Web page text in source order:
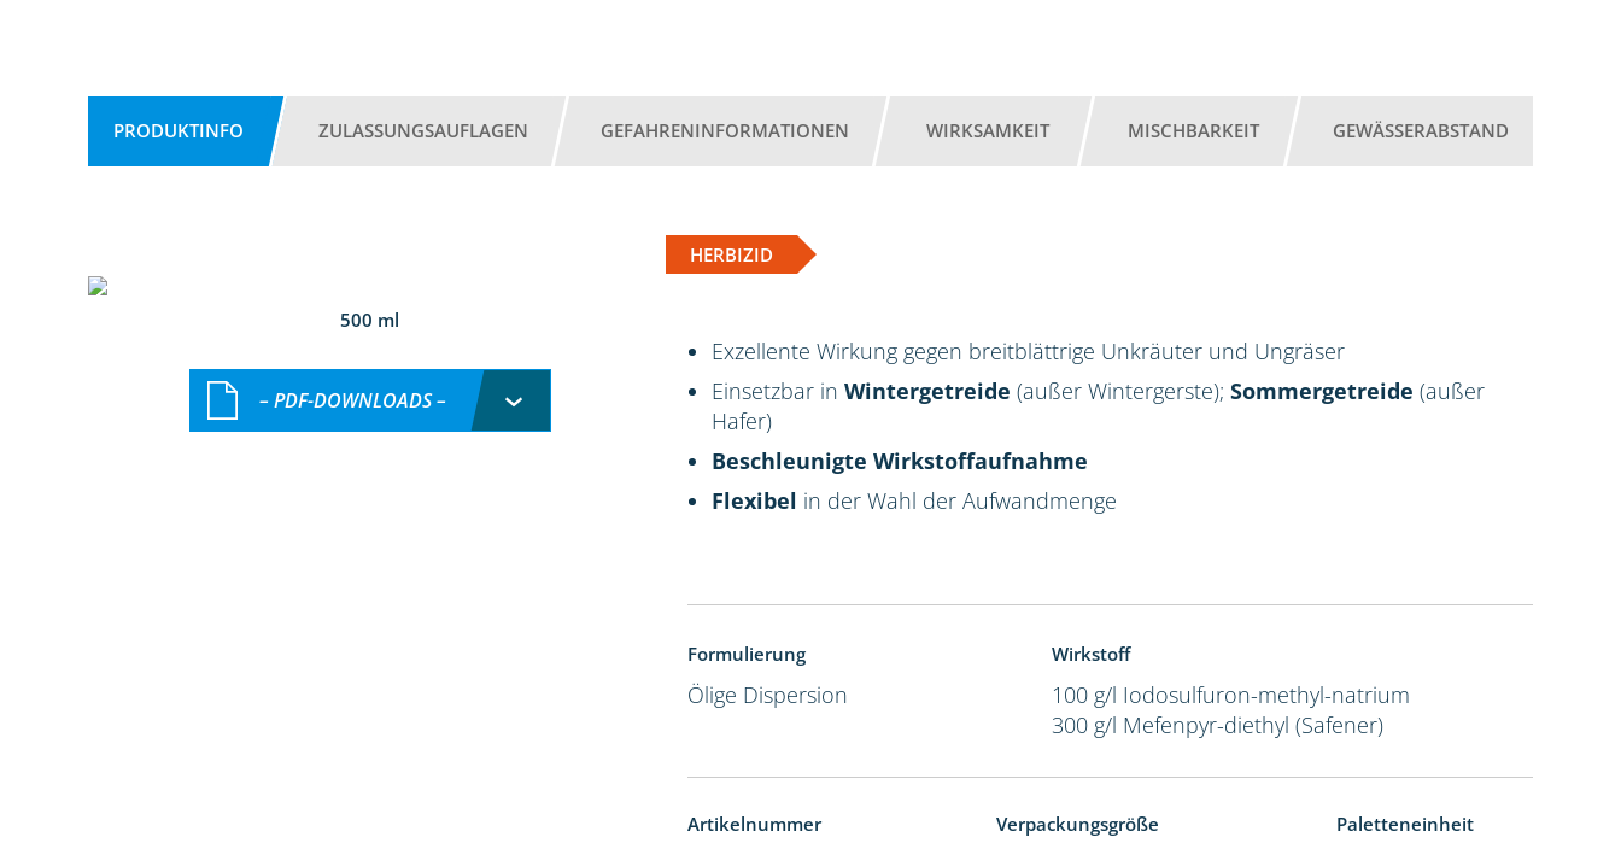
PRODUKTINFO ZULASSUNGSAUFLAGEN GEFAHRENINFORMATIONEN WIRKSAMKEIT MISCHBARKEIT GEWÄSSERABSTAND
HERBIZID
500 ml
– PDF-DOWNLOADS –
Exzellente Wirkung gegen breitblättrige Unkräuter und Ungräser
Einsetzbar inWintergetreide(außer Wintergerste);Sommergetreide(außer
Hafer)
Beschleunigte Wirkstoffaufnahme
Flexibel in der Wahl der Aufwandmenge
Formulierung
Ölige Dispersion
Wirkstoff
100 g/l Iodosulfuron-methyl-natrium
300 g/l Mefenpyr-diethyl (Safener)
Artikelnummer Verpackungsgröße Paletteneinheit